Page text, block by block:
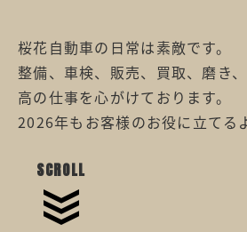
桜花自動車の日常は素敵です。
整備、車検、販売、買取、磨き
高の仕事を心がけております。
2026年もお客様のお役に立てる
SCROLL